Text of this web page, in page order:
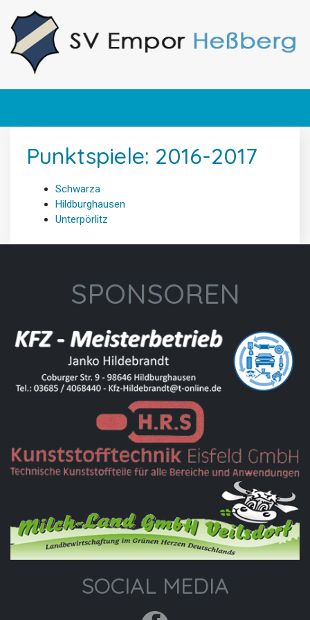
Punktspiele: 2016-2017
Schwarza
Hildburghausen
Unterpörlitz
SPONSOREN
SOCIAL MEDIA